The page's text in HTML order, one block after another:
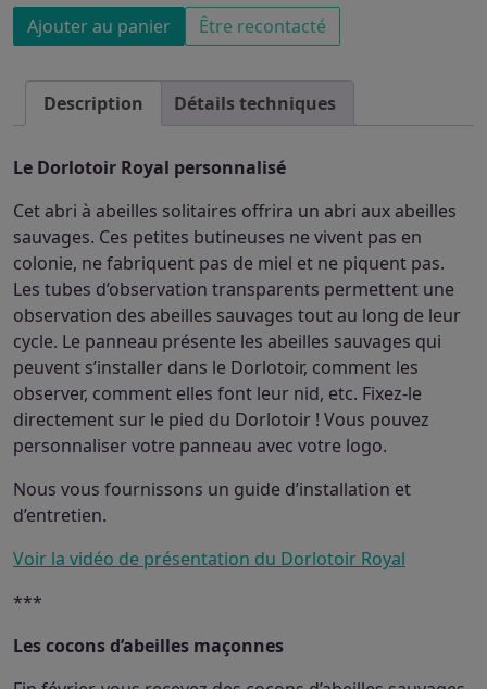
quantité
de
Premium
Ajouter au panier Être recontacté
Description Détails techniques
Le Dorlotoir Royal personnalisé
Cet abri à abeilles solitaires offrira un abri aux abeilles
sauvages. Ces petites butineuses ne vivent pas en
colonie, ne fabriquent pas de miel et ne piquent pas.
Les tubes d’observation transparents permettent une
observation des abeilles sauvages tout au long de leur
cycle. Le panneau présente les abeilles sauvages qui
peuvent s’installer dans le Dorlotoir, comment les
observer, comment elles font leur nid, etc. Fixez-le
directement sur le pied du Dorlotoir ! Vous pouvez
personnaliser votre panneau avec votre logo.
Nous vous fournissons un guide d’installation et
d’entretien.
Voir la vidéo de présentation du Dorlotoir Royal
***
Les cocons d’abeilles maçonnes